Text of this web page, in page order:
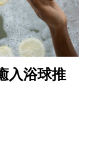
入浴球推